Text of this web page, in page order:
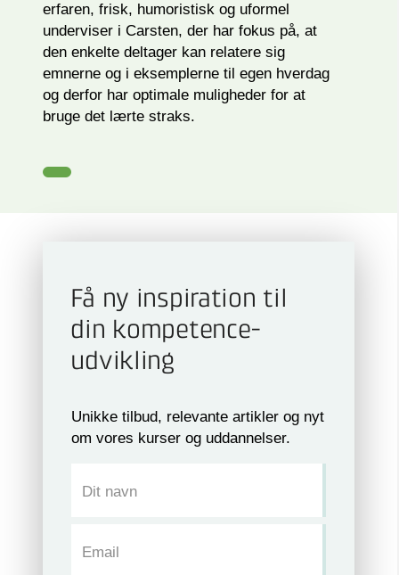
erfaren, frisk, humoristisk og uformel
underviser i Carsten, der har fokus på, at
den enkelte deltager kan relatere sig
emnerne og i eksemplerne til egen hverdag
og derfor har optimale muligheder for at
bruge det lærte straks.
Få ny inspiration til
din kompetence­
udvikling
Unikke tilbud, relevante artikler og nyt
om vores kurser og uddannelser.
Dit navn
Email